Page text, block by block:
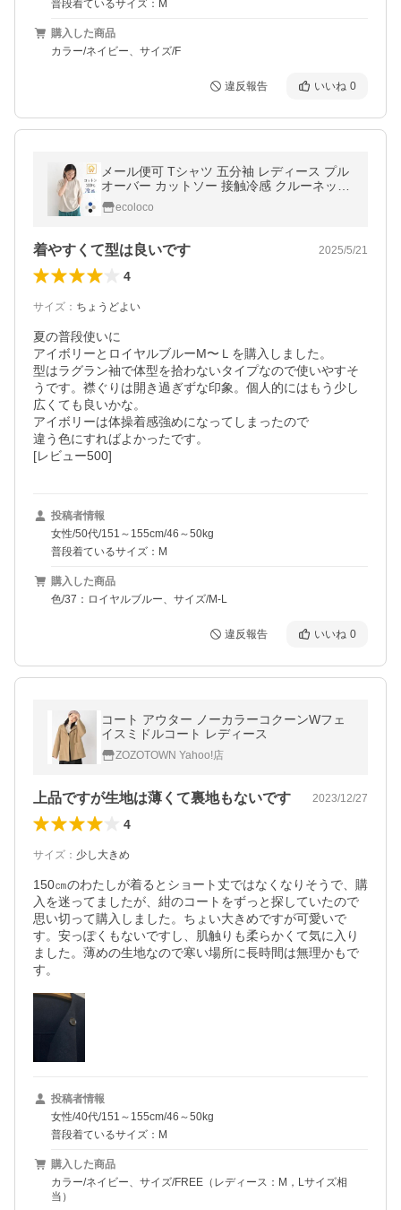
普段着ているサイズ：M
購入した商品
カラー/ネイビー、サイズ/F
違反報告 いいね 0
メール便可 Tシャツ 五分袖 レディース プル
オーバー カットソー 接触冷感 クルーネック
半袖 綿100％ 大きいサイズ 25SS0501,
ecoloco
着やすくて型は良いです 2025/5/21
4
サイズ ： ちょうどよい
夏の普段使いに
アイボリーとロイヤルブルーM〜Ｌを購入しました。
型はラグラン袖で体型を拾わないタイプなので使いやすそ
うです。襟ぐりは開き過ぎずな印象。個人的にはもう少し
広くても良いかな。
アイボリーは体操着感強めになってしまったので
違う色にすればよかったです。
[レビュー500]
投稿者情報
女性/50代/151～155cm/46～50kg
普段着ているサイズ：M
購入した商品
色/37：ロイヤルブルー、サイズ/M-L
違反報告 いいね 0
コート アウター ノーカラーコクーンWフェ
イスミドルコート レディース
ZOZOTOWN Yahoo!店
上品ですが生地は薄くて裏地もないです 2023/12/27
4
サイズ ： 少し大きめ
150㎝のわたしが着るとショート丈ではなくなりそうで、購
入を迷ってましたが、紺のコートをずっと探していたので
思い切って購入しました。ちょい大きめですが可愛いで
す。安っぽくもないですし、肌触りも柔らかくて気に入り
ました。薄めの生地なので寒い場所に長時間は無理かもで
す。
投稿者情報
女性/40代/151～155cm/46～50kg
普段着ているサイズ：M
購入した商品
カラー/ネイビー、サイズ/FREE（レディース：M，Lサイズ相
当）